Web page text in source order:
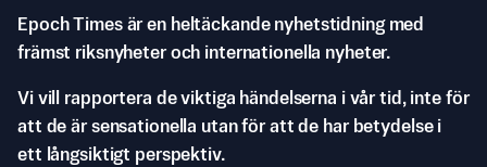
Epoch Times är en heltäckande nyhetstidning med
främst riksnyheter och internationella nyheter.
Vi vill rapportera de viktiga händelserna i vår tid, inte för
att de är sensationella utan för att de har betydelse i
ett långsiktigt perspektiv.